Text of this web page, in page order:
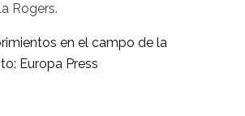
Rogers.